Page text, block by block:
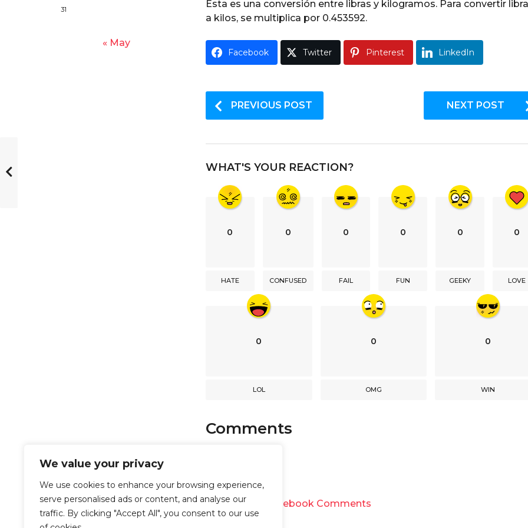
We value your privacy
We use cookies to enhance your browsing experience,
serve personalised ads or content, and analyse our
traffic. By clicking "Accept All", you consent to our use
o
Esta es una conversión entre libras y kilogramos. Para convertir
a kilos, se multiplica por 0.453592.
Facebook Twitter Pinterest LinkedIn
P
o
P
PREVIOUS POST NEXT POST
WHAT'S YOUR REACTION?
0
HATE
0
CONFUSED
0
FAIL
0
FUN
0
GEEKY
0
LOVE
0
LOL
0
OMG
0
WIN
Comments
Powered by Facebook Comments
31
« May